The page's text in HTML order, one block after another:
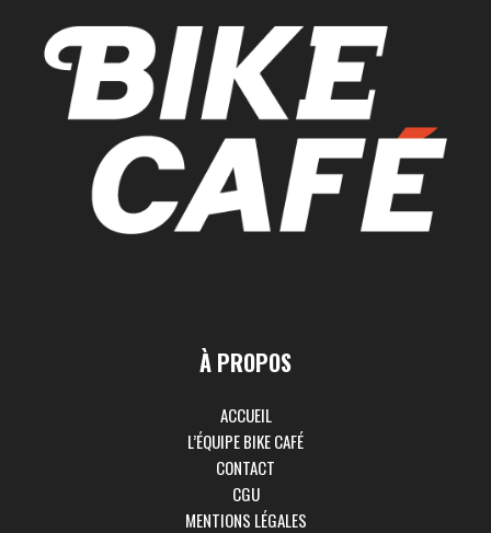
À PROPOS
ACCUEIL
L’ÉQUIPE BIKE CAFÉ
CONTACT
CGU
MENTIONS LÉGALES